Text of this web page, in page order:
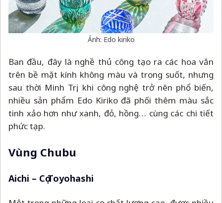
trên bề mặt kính không màu và trong suốt, nhưng
sau thời Minh Trị, khi công nghệ trở nên phổ biến,
nhiều sản phẩm Edo Kiriko đã phối thêm màu sắc
tinh xảo hơn như xanh, đỏ, hồng… cùng các chi tiết
phức tạp.
Vùng Chubu
Aichi–Cọ Toyohashi
Một trong những loại cọ chất lượng cao, được nhiều
người viết thư pháp ưa chuộng là cọ Toyohashi
(tiếng Nhật: 豊橋筆
Toyohashi, tỉnh Aichi.